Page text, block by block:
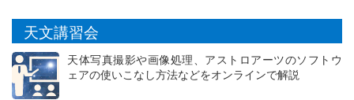
天文講習会
天体写真撮影や画像処理、アストロアーツのソフトウ
ェアの使いこなし方法などをオンラインで解説